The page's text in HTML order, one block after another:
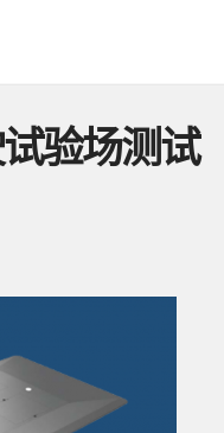
验场测试